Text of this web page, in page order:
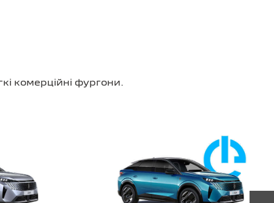
комерційні фургони.